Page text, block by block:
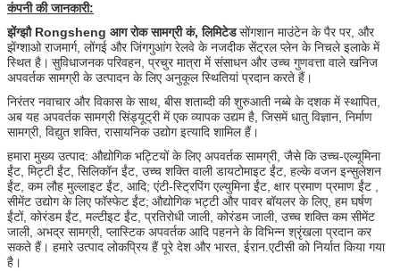
एक संदेश छोड़ें
कंपनी की जानकारी:
झेंग्झौ Rongsheng आग रोक सामग्री कं, लिमिटेडसोंगशान माउंटेन के पैर पर, और
झेंग्शाओ राजमार्ग, लोंगई और जिंगगुआंग रेलवे के नजदीक सेंट्रल प्लेन के निचले इलाके में
स्थित है। सुविधाजनक परिवहन, प्रचुर मात्रा में संसाधन और उच्च गुणवत्ता वाले खनिज
अपवर्तक सामग्री के उत्पादन के लिए अनुकूल स्थितियां प्रदान करते हैं।
निरंतर नवाचार और विकास के साथ, बीस शताब्दी की शुरुआती नब्बे के दशक में स्थापित,
अब यह अपवर्तक सामग्री सिंड्यूट्री में एक व्यापक उद्यम है, जिसमें धातु विज्ञान, निर्माण
सामग्री, विद्युत शक्ति, रासायनिक उद्योग इत्यादि शामिल हैं।
हमारा मुख्य उत्पाद: औद्योगिक भट्टियों के लिए अपवर्तक सामग्री, जैसे कि उच्च-एल्यूमिना
ईंट, मिट्टी ईंट, सिलिकॉन ईंट, उच्च शक्ति वाली डायटोमाइट ईंट, हल्के वजन इन्सुलेशन
ईंट, कम लौह मुल्लाइट ईंट, आदि; एंटी-स्ट्रिपिंग एल्युमिना ईंट, क्षार प्रमाण प्रमाण ईंट ,
सीमेंट उद्योग के लिए फॉस्फेट ईंट; औद्योगिक भट्टी और पावर बॉयलर के लिए, हम घर्षण
ईंटों, कोरंडम ईंट, मल्टीइट ईंट, प्रतिरोधी जाली, कोरंडम जाली, उच्च शक्ति कम सीमेंट
जाली, अभद्र सामग्री, प्लास्टिक अपवर्तक आदि पहनने के विभिन्न श्रृंखला प्रदान कर
सकते हैं। हमारे उत्पाद लोकप्रिय हैं पूरे देश और भारत, ईरान.एटीसी को निर्यात किया गया
है।